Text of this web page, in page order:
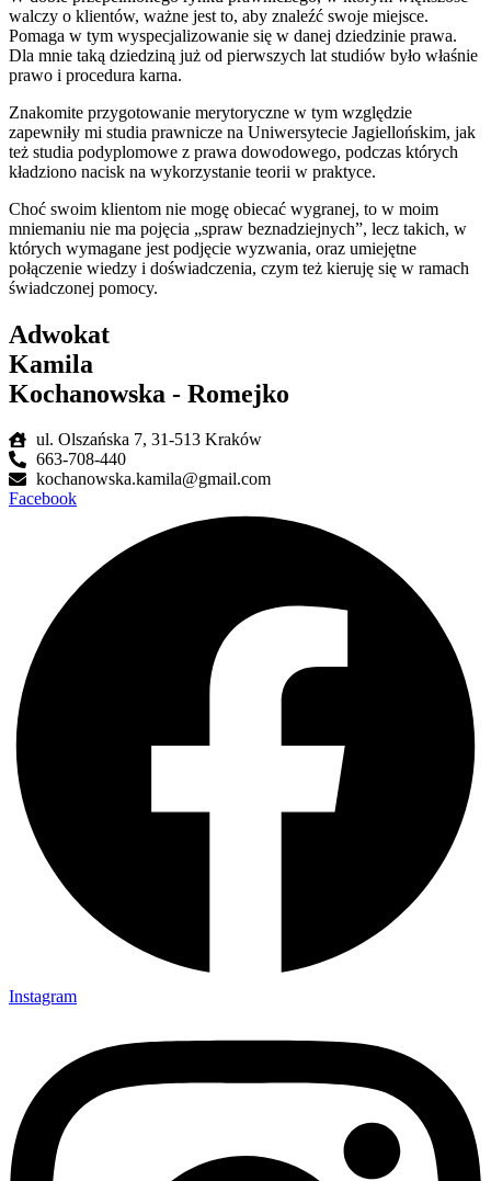
walczy o klientów, ważne jest to, aby znaleźć swoje miejsce.
Pomaga w tym wyspecjalizowanie się w danej dziedzinie prawa.
Dla mnie taką dziedziną już od pierwszych lat studiów było właśnie
prawo i procedura karna.
Znakomite przygotowanie merytoryczne w tym względzie
zapewniły mi studia prawnicze na Uniwersytecie Jagiellońskim, jak
też studia podyplomowe z prawa dowodowego, podczas których
kładziono nacisk na wykorzystanie teorii w praktyce.
Choć swoim klientom nie mogę obiecać wygranej, to w moim
mniemaniu nie ma pojęcia „spraw beznadziejnych”, lecz takich, w
których wymagane jest podjęcie wyzwania, oraz umiejętne
połączenie wiedzy i doświadczenia, czym też kieruję się w ramach
świadczonej pomocy.
Adwokat
Kamila
Kochanowska - Romejko
ul. Olszańska 7, 31-513 Kraków
663-708-440
kochanowska.kamila@gmail.com
Facebook
Instagram